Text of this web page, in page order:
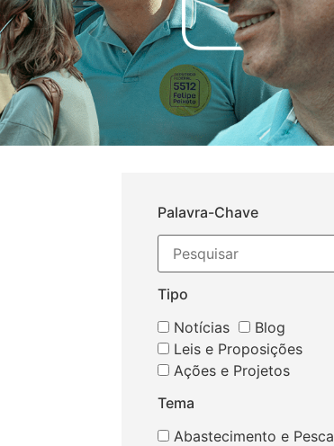
Palavra-Chave
Tipo
Notícias
Blog
Leis e Proposições
Ações e Projetos
Tema
Abastecimento e Pesca